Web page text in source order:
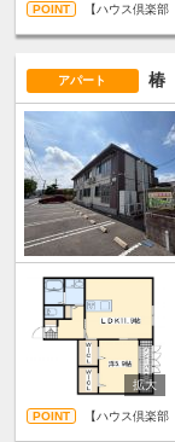
【ハウス倶楽
アパート 椿
【ハウス倶楽